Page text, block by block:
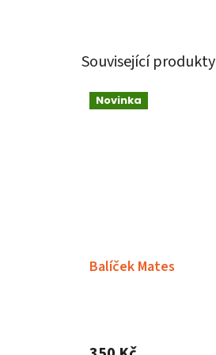
Související produkty
Novinka
Balíček Mates